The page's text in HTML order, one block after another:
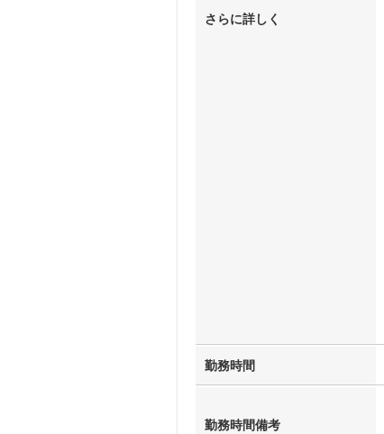
さらに詳しく
勤務時間
勤務時間備考